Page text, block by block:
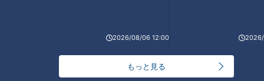
2026/08/06 12:00
もっと見る
大過酷エピソード」を振り返
か！？「い」の地名で三重県を